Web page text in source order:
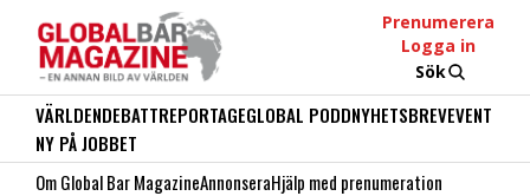
Prenumerera
Logga in
Sök
VÄRLDENDEBATTREPORTAGEGLOBAL PODDNYHETSBREVEVENT
NY PÅ JOBBET
Om Global Bar MagazineAnnonseraHjälp med prenumeration